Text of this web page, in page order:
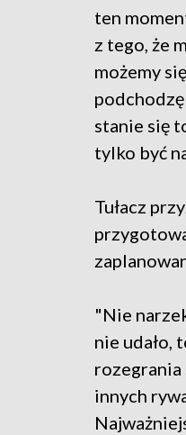
ten
z tego, że
możemy
stanie się
tylko być
Tułacz
"Nie
nie udało,
rozegrania
innych